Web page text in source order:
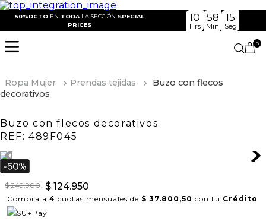
50%DCTO EN TODA LA SECCIÓN SPECIAL
PRICES
10
Hrs
58
Min
15
Seg
0
Ropa Mujer Prendas tejidas
Buzo con flecos
decorativos
Buzo con flecos decorativos
REF: 489F045
$ 249.900 $ 124.950
Compra a 4 cuotas mensuales de $ 37.800,50 con tu Crédito